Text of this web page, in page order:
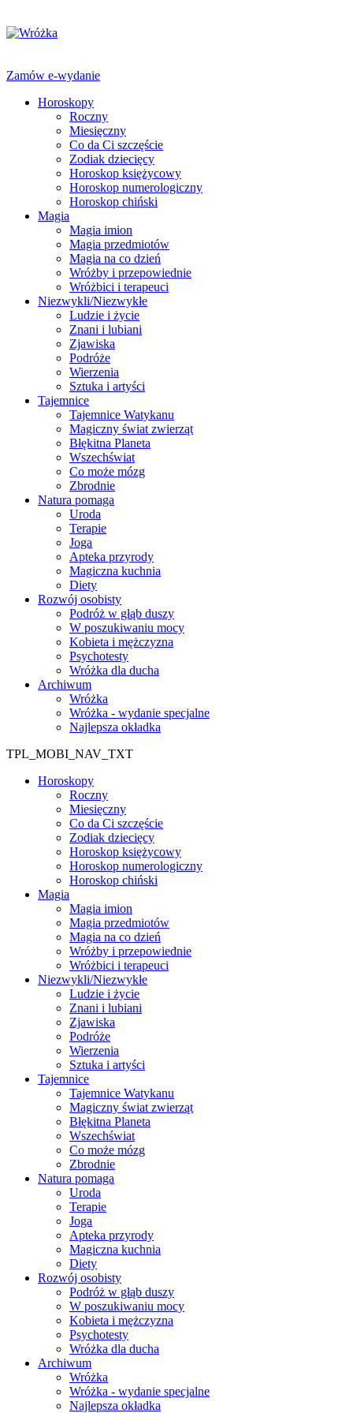
Zamów e-wydanie
Horoskopy
Roczny
Miesięczny
Co da Ci szczęście
Zodiak dziecięcy
Horoskop księżycowy
Horoskop numerologiczny
Horoskop chiński
Magia
Magia imion
Magia przedmiotów
Magia na co dzień
Wróżby i przepowiednie
Wróżbici i terapeuci
Niezwykli/Niezwykłe
Ludzie i życie
Znani i lubiani
Zjawiska
Podróże
Wierzenia
Sztuka i artyści
Tajemnice
Tajemnice Watykanu
Magiczny świat zwierząt
Błękitna Planeta
Wszechświat
Co może mózg
Zbrodnie
Natura pomaga
Uroda
Terapie
Joga
Apteka przyrody
Magiczna kuchnia
Diety
Rozwój osobisty
Podróż w głąb duszy
W poszukiwaniu mocy
Kobieta i mężczyzna
Psychotesty
Wróżka dla ducha
Archiwum
Wróżka
Wróżka - wydanie specjalne
Najlepsza okładka
TPL_MOBI_NAV_TXT
Horoskopy
Roczny
Miesięczny
Co da Ci szczęście
Zodiak dziecięcy
Horoskop księżycowy
Horoskop numerologiczny
Horoskop chiński
Magia
Magia imion
Magia przedmiotów
Magia na co dzień
Wróżby i przepowiednie
Wróżbici i terapeuci
Niezwykli/Niezwykłe
Ludzie i życie
Znani i lubiani
Zjawiska
Podróże
Wierzenia
Sztuka i artyści
Tajemnice
Tajemnice Watykanu
Magiczny świat zwierząt
Błękitna Planeta
Wszechświat
Co może mózg
Zbrodnie
Natura pomaga
Uroda
Terapie
Joga
Apteka przyrody
Magiczna kuchnia
Diety
Rozwój osobisty
Podróż w głąb duszy
W poszukiwaniu mocy
Kobieta i mężczyzna
Psychotesty
Wróżka dla ducha
Archiwum
Wróżka
Wróżka - wydanie specjalne
Najlepsza okładka